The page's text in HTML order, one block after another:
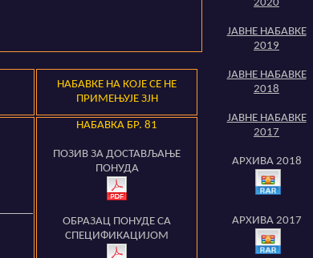
НАБАВКЕ НА КОЈЕ СЕ НЕ
ПРИМЕЊУЈЕ ЗЈН
НАБАВКА БР. 81
ПОЗИВ ЗА ДОСТАВЉАЊЕ
ПОНУДА
ОБРАЗАЦ ПОНУДЕ СА
СПЕЦИФИКАЦИЈОМ
2020
ЈАВНЕ НАБАВКЕ
2019
ЈАВНЕ НАБАВКЕ
2018
ЈАВНЕ НАБАВКЕ
2017
АРХИВА 2018
АРХИВА 2017